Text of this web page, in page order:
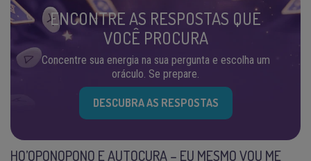
ENCONTRE AS RESPOSTAS QUE
VOCÊ PROCURA
Concentre sua energia na sua pergunta e escolha um
oráculo. Se prepare.
DESCUBRA AS RESPOSTAS
HO’OPONOPONO E AUTOCURA – EU MESMO VOU ME